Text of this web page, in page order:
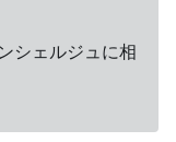
シェルジュに相